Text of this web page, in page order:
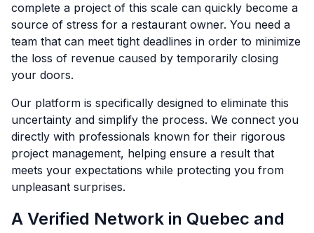
complete a project of this scale can quickly become a
source of stress for a restaurant owner. You need a
team that can meet tight deadlines in order to minimize
the loss of revenue caused by temporarily closing
your doors.
Our platform is specifically designed to eliminate this
uncertainty and simplify the process. We connect you
directly with professionals known for their rigorous
project management, helping ensure a result that
meets your expectations while protecting you from
unpleasant surprises.
A Verified Network in Quebec and